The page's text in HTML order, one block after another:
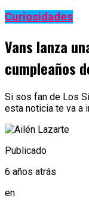
Curiosidades
Vans lanza
cumpleaños
Si sos fan de Los
esta noticia te va a
Publicado
6 años atrás
en